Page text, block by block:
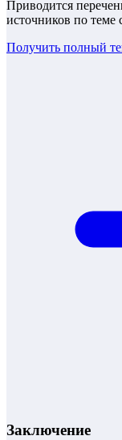
Приводится
источников по теме
Получить полный
Заключение